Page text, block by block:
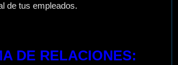
de tus empleados.
DE RELACIONES: